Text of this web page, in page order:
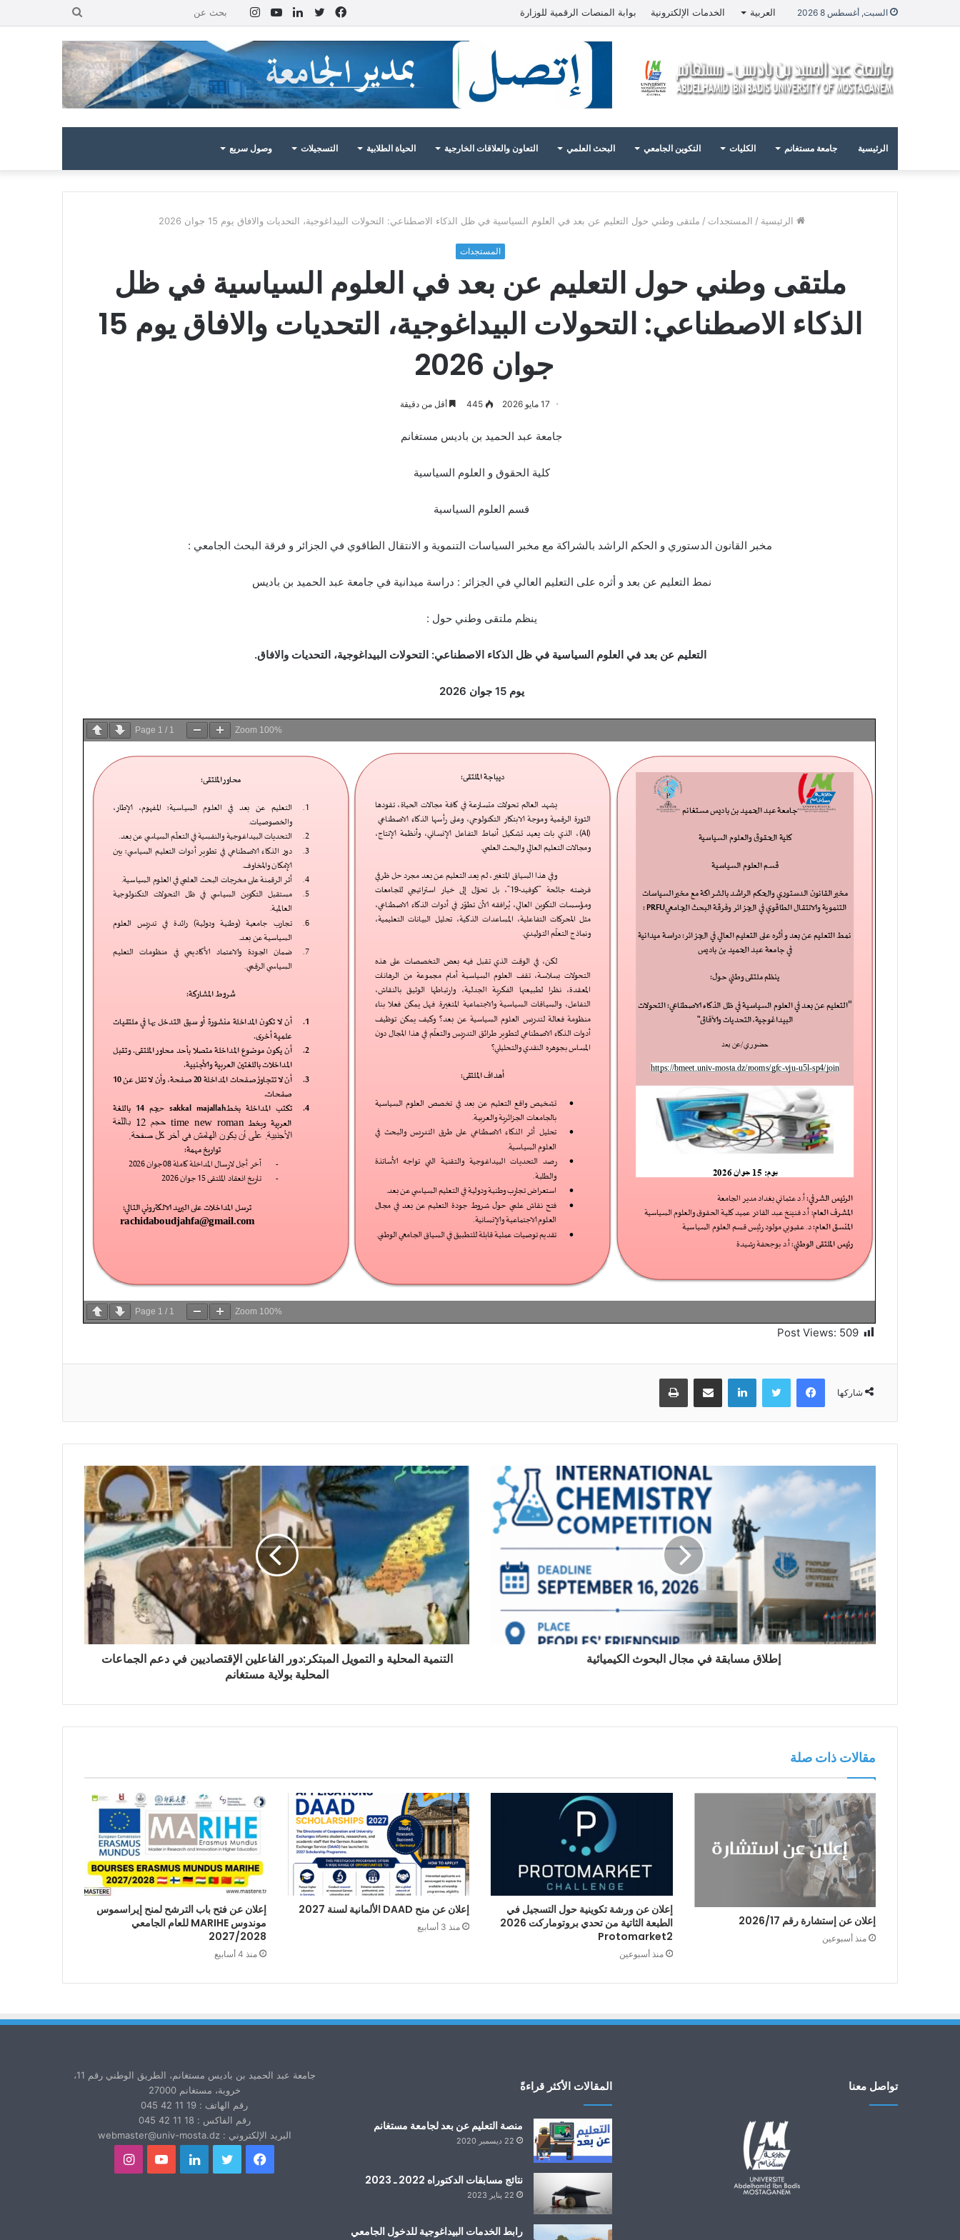
السبت, أغسطس 8 2026 العربية الخدمات الإلكترونية بوابة المنصات الرقمية للوزارة
بحث
انستقراميوتيوبلينكدإنتويتر
فيسبوك
الرئيسية جامعة مستغانم الكليات التكوين الجامعي البحث العلمي التعاون والعلاقات الخارجية الحياة الطلابية التسجيلات وصول سريع
الرئيسية / المستجدات / ملتقى وطني حول التعليم عن بعد في العلوم السياسية في ظل الذكاء الاصطناعي: التحولات البيداغوجية، التحديات والافاق يوم 15 جوان 2026
المستجدات
ملتقى وطني حول التعليم عن بعد في العلوم السياسية في ظل
الذكاء الاصطناعي: التحولات البيداغوجية، التحديات والافاق يوم 15
جوان 2026
17 مايو 2026 445 أقل من دقيقة
جامعة عبد الحميد بن باديس مستغانم
كلية الحقوق و العلوم السياسية
قسم العلوم السياسية
مخبر القانون الدستوري و الحكم الراشد بالشراكة مع مخبر السياسات التنموية و الانتقال الطاقوي في الجزائر و فرقة البحث الجامعي :
نمط التعليم عن بعد و أثره على التعليم العالي في الجزائر : دراسة ميدانية في جامعة عبد الحميد بن باديس
ينظم ملتقى وطني حول :
التعليم عن بعد في العلوم السياسية في ظل الذكاء الاصطناعي: التحولات البيداغوجية، التحديات والافاق.
يوم 15 جوان 2026
Page 1 / 1 Zoom 100%
Page 1 / 1 Zoom 100%
Post Views: 509
شاركها
فيسبوك تويتر لينكدإن مشاركة عبر البريد طباعة
إطلاق مسابقة في مجال البحوث الكيميائية
التنمية المحلية و التمويل المبتكر:دور الفاعلين الإقتصاديين في دعم الجماعات
المحلية بولاية مستغانم
مقالات ذات صلة
إعلان عن إستشارة رقم 2026/17
منذ أسبوعين
إعلان عن ورشة تكوينية حول التسجيل في
الطبعة الثاتية من تحدي بروتوماركت 2026
Protomarket2
منذ أسبوعين
إعلان عن منح DAAD الألمانية لسنة 2027
منذ 3 أسابيع
إعلان عن فتح باب الترشح لمنح إيراسموس
موندوس MARIHE للعام الجامعي
2027/2028
منذ 4 أسابيع
تواصل معنا المقالات الأكثر قراءةً
منصة التعليم عن بعد لجامعة مستغانم
22 ديسمبر 2020
نتائج مسابقات الدكتوراه 2022 ـ 2023
22 يناير 2023
رابط الخدمات البيداغوجية للدخول الجامعي
جامعة عبد الحميد بن باديس مستغانم، الطريق الوطني رقم 11،
خروبة، مستغانم 27000
رقم الهاتف : 19 11 42 045
رقم الفاكس : 18 11 42 045
البريد الإلكتروني : webmaster@univ-mosta.dz
فيسبوك تويتر لينكدإنيوتيوبانستقرام